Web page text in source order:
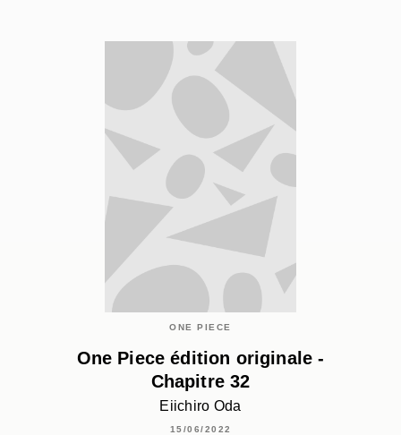
ONE PIECE
One Piece édition originale -
Chapitre 32
Eiichiro Oda
15/06/2022